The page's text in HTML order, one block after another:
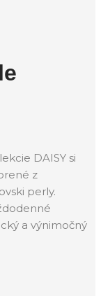
DAISY si
z
perly.
a výnimočný